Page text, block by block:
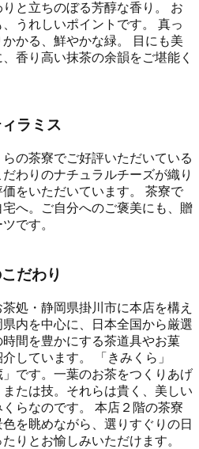
と立ちのぼる芳醇な香り。 お
うれしいポイントです。 真っ
かる、鮮やかな緑。 目にも美
香り高い抹茶の余韻をご堪能く
ラミス
の茶寮でご好評いただいている
わりのナチュラルチーズが織り
をいただいています。 茶寮で
へ。ご自分へのご褒美にも、贈
です。
だわり
処・静岡県掛川市に本店を構え
内を中心に、日本全国から厳選
間を豊かにする茶道具やお菓
しています。 「きみくら」
です。一葉のお茶をつくりあげ
たは技。それらは貴く、美しい
らなのです。 本店２階の茶寮
を眺めながら、選りすぐりの日
りとお愉しみいただけます。